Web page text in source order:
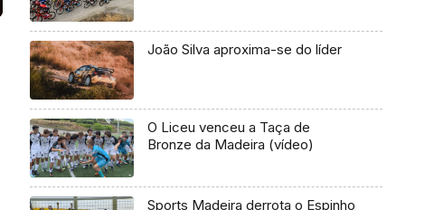
João Silva aproxima-se do líder
O Liceu venceu a Taça de
Bronze da Madeira (vídeo)
Sports Madeira derrota o Espinho